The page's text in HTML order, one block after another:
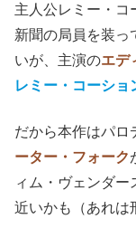
主人公レミー・コ
新聞の局員を装っ
いが、主演のエデ
レミー・コーショ
だから本作はパロ
ーター・フォーク
ィム・ヴェンダー
近いかも（あれは